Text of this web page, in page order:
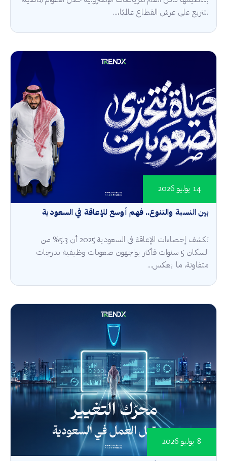
لتتربع على عرش القطاع عالميًا،...
بين النسبة والتنوع.. فهم أوسع للإعاقة في السعودية
14 يوليو 2026
تكشف إحصاءات الإعاقة في السعودية 2025 أن 5.3% من
السكان 5 سنوات فأكثر يواجهون صعوبات وظيفية بدرجات
متفاوتة، ما يعكس...
8 يوليو 2026